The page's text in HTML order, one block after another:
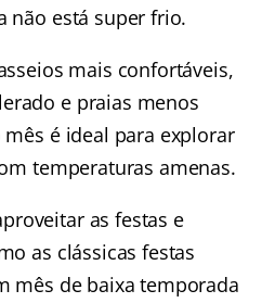
não está super frio.
mais confortáveis,
e praias menos
é ideal para explorar
temperaturas amenas.
as festas e
as clássicas festas
mês de baixa temporada